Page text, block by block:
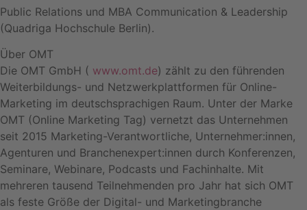
Public Relations und MBA Communication & Leadership
(Quadriga Hochschule Berlin).
Über OMT
Die OMT GmbH ( www.omt.de) zählt zu den führenden
Weiterbildungs- und Netzwerkplattformen für Online-
Marketing im deutschsprachigen Raum. Unter der Marke
OMT (Online Marketing Tag) vernetzt das Unternehmen
seit 2015 Marketing-Verantwortliche, Unternehmer:innen,
Agenturen und Branchenexpert:innen durch Konferenzen,
Seminare, Webinare, Podcasts und Fachinhalte. Mit
mehreren tausend Teilnehmenden pro Jahr hat sich OMT
als feste Größe der Digital- und Marketingbranche